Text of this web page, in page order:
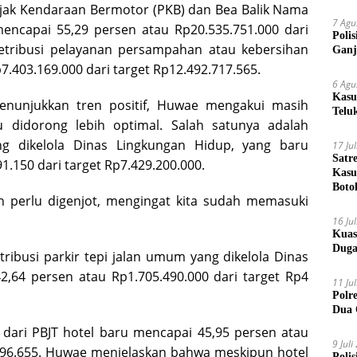
Kendaraan Bermotor (PKB) dan Bea Balik Nama
55,29 persen atau Rp20.535.751.000 dari
pelayanan persampahan atau kebersihan
dari target Rp12.492.717.565.
tren positif, Huwae mengakui masih
lebih optimal. Salah satunya adalah
dikelola Dinas Lingkungan Hidup, yang baru
dari target Rp7.429.200.000.
perlu digenjot, mengingat kita sudah memasuki
parkir tepi jalan umum yang dikelola Dinas
persen atau Rp1.705.490.000 dari target Rp4
PBJT hotel baru mencapai 45,95 persen atau
Huwae menjelaskan bahwa meskipun hotel
7
6
17
16
11
Dua
9 Juli